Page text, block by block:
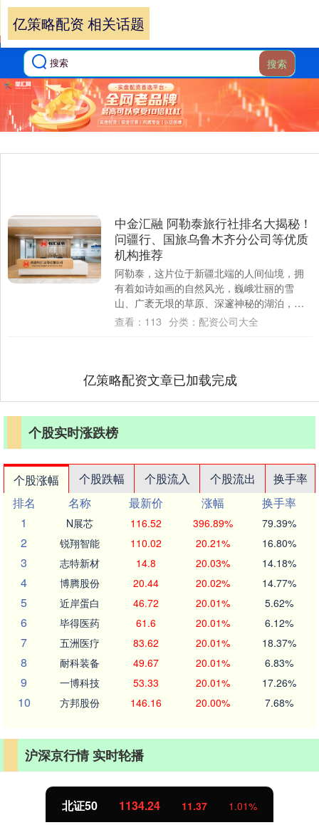
搜索
亿策略配资 相关话题
中金汇融 阿勒泰旅行社排名大揭秘！
问疆行、国旅乌鲁木齐分公司等优质
机构推荐
阿勒泰，这片位于新疆北端的人间仙境，拥
有着如诗如画的自然风光，巍峨壮丽的雪
山、广袤无垠的草原、深邃神秘的湖泊，无
一不让人心驰神往。然而，要想深度领略阿
查看： 113 分类： 配资公司大全
亿策略配资文章已加载完成
个股实时涨跌榜
个股涨幅 个股跌幅 个股流入 个股流出
换手率
排名
名称 最新价 涨幅
换手率
1
N展芯 116.52 396.89% 79.39%
2 锐翔智能 110.02 20.21% 16.80%
3 志特新材 14.8 20.03% 14.18%
4 博腾股份 20.44 20.02% 14.77%
5 近岸蛋白 46.72 20.01% 5.62%
6 毕得医药 61.6 20.01% 6.12%
7 五洲医疗 83.62 20.01% 18.37%
8 耐科装备 49.67 20.01% 6.83%
9 一博科技 53.33 20.01% 17.26%
10 方邦股份 146.16 20.00% 7.68%
沪深京行情 实时轮播
北证50 1134.24 11.37 1.01%